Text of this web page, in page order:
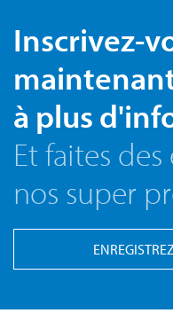
Inscrivez-
à plus
Et faites
nos super